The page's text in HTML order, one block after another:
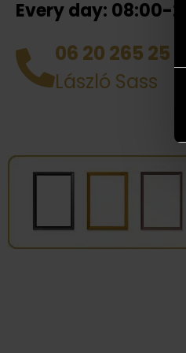
Every day: 08:00-
06 20 265 25
László Sass